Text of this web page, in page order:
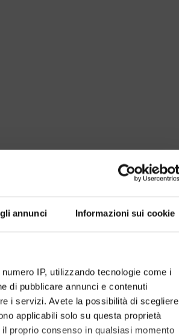
annunci Informazioni sui cookie
IP, utilizzando tecnologie come i
di pubblicare annunci e contenuti
i servizi. Avete la possibilità di scegliere
applicabili solo su questa proprietà
proprio consenso in qualsiasi momento